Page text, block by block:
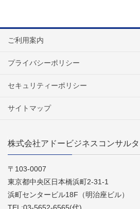
ご利用案内
プライバシーポリシー
セキュリティーポリシー
サイトマップ
株式会社アドービジネスコンサルタ
〒103-0007
東京都中央区日本橋浜町2-31-1
浜町センタービル18F（明治座ビル）